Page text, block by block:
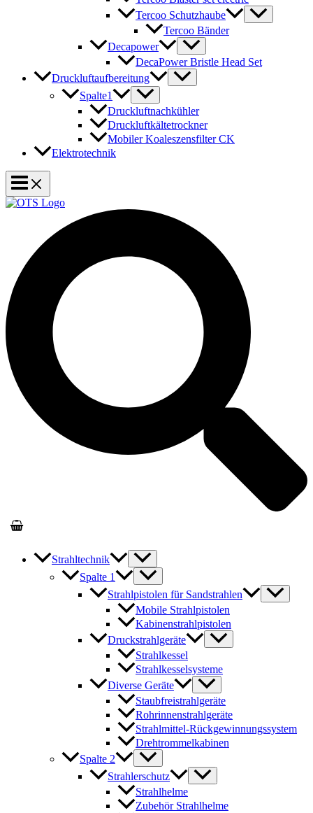
Tercoo Schutzhaube
Tercoo Bänder
Decapower
DecaPower Bristle Head Set
Druckluftaufbereitung
Spalte1
Druckluftnachkühler
Druckluftkältetrockner
Mobiler Koaleszensfilter CK
Elektrotechnik
Strahltechnik
Spalte 1
Strahlpistolen für Sandstrahlen
Mobile Strahlpistolen
Kabinenstrahlpistolen
Druckstrahlgeräte
Strahlkessel
Strahlkesselsysteme
Diverse Geräte
Staubfreistrahlgeräte
Rohrinnenstrahlgeräte
Strahlmittel-Rückgewinnungssystem
Drehtrommelkabinen
Spalte 2
Strahlerschutz
Strahlhelme
Zubehör Strahlhelme